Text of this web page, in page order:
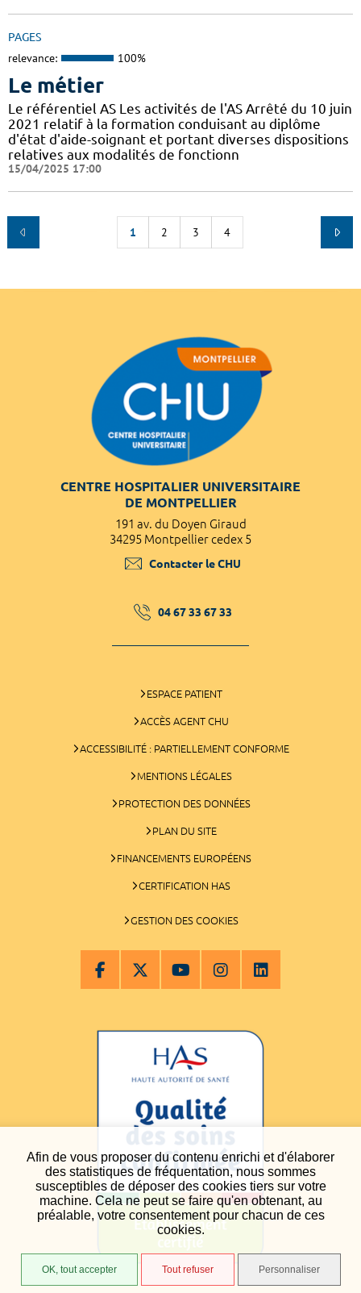
Afin de vous proposer du contenu enrichi et d'élaborer
des statistiques de fréquentation, nous sommes
susceptibles de déposer des cookies tiers sur votre
machine. Cela ne peut se faire qu'en obtenant, au
préalable, votre consentement pour chacun de ces
cookies.
OK, tout accepter Tout refuser Personnaliser
PAGES
relevance: 100%
Le métier
Le référentiel AS Les activités de l'AS Arrêté du 10 juin
2021 relatif à la formation conduisant au diplôme
d'état d'aide-soignant et portant diverses dispositions
relatives aux modalités de fonctionn
15/04/2025 17:00
1 2 3 4
CENTRE HOSPITALIER UNIVERSITAIRE
DE MONTPELLIER
191 av. du Doyen Giraud
34295 Montpellier cedex 5
Contacter le CHU
04 67 33 67 33
ESPACE PATIENT
ACCÈS AGENT CHU
ACCESSIBILITÉ : PARTIELLEMENT CONFORME
MENTIONS LÉGALES
PROTECTION DES DONNÉES
PLAN DU SITE
FINANCEMENTS EUROPÉENS
CERTIFICATION HAS
GESTION DES COOKIES